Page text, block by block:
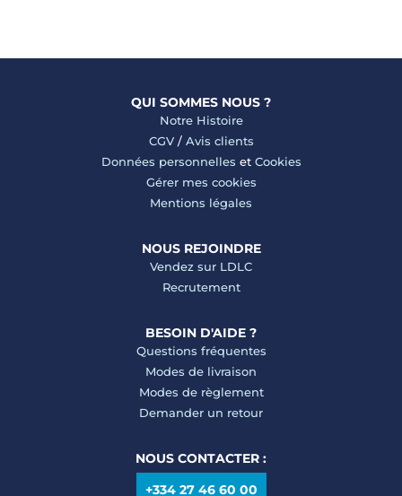
QUI SOMMES NOUS ?
Notre Histoire
CGV/ Avis clients
Données personnelles et Cookies
Gérer mes cookies
Mentions légales
NOUS REJOINDRE
Vendez sur LDLC
Recrutement
BESOIN D'AIDE ?
Questions fréquentes
Modes de livraison
Modes de règlement
Demander un retour
NOUS CONTACTER :
+334 27 46 60 00